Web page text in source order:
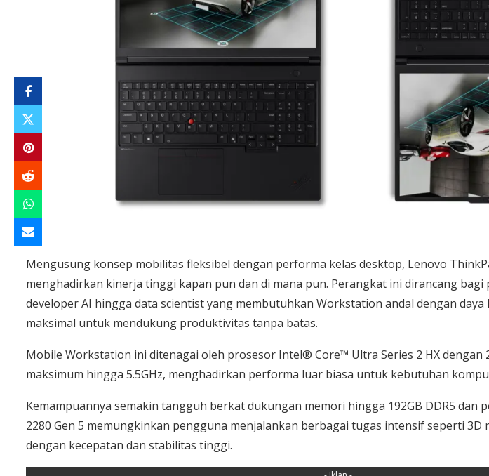
Mengusung konsep mobilitas fleksibel dengan performa kelas desktop, Lenovo
menghadirkan kinerja tinggi kapan pun dan di mana pun. Perangkat ini dirancang
developer AI hingga data scientist yang membutuhkan Workstation andal dengan
maksimal untuk mendukung produktivitas tanpa batas.
Mobile Workstation ini ditenagai oleh prosesor Intel® Core™ Ultra Series 2 HX dengan
maksimum hingga 5.5GHz, menghadirkan performa luar biasa untuk kebutuhan
Kemampuannya semakin tangguh berkat dukungan memori hingga 192GB DDR5 dan
2280 Gen 5 memungkinkan pengguna menjalankan berbagai tugas intensif seperti 3D
dengan kecepatan dan stabilitas tinggi.